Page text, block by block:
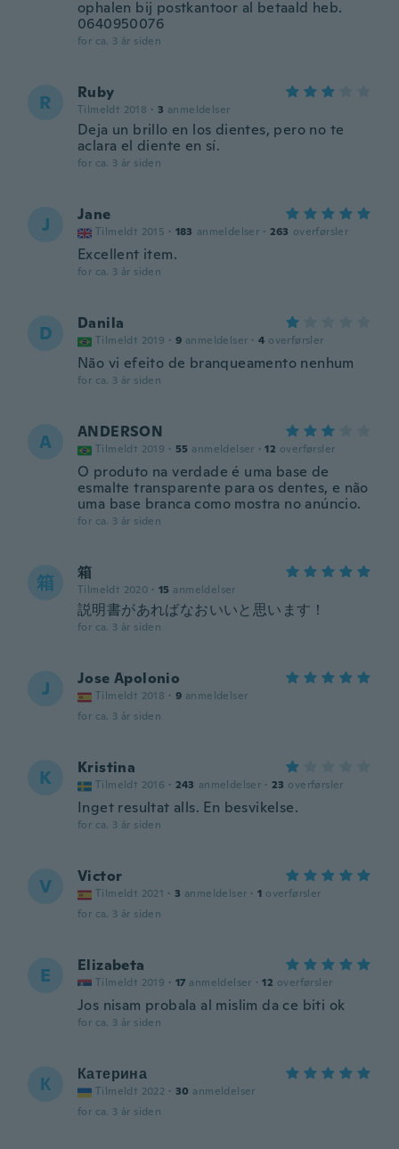
ophalen bij postkantoor al betaald heb.
0640950076
for ca. 3 år siden
R Ruby
Tilmeldt 2018 · 3 anmeldelser
Deja un brillo en los dientes, pero no te
aclara el diente en sí.
for ca. 3 år siden
J Jane
Tilmeldt 2015 · 183 anmeldelser · 263 overførsler
Excellent item.
for ca. 3 år siden
D Danila
Tilmeldt 2019 · 9 anmeldelser · 4 overførsler
Não vi efeito de branqueamento nenhum
for ca. 3 år siden
A ANDERSON
Tilmeldt 2019 · 55 anmeldelser · 12 overførsler
O produto na verdade é uma base de
esmalte transparente para os dentes, e não
uma base branca como mostra no anúncio.
for ca. 3 år siden
箱 箱
Tilmeldt 2020 · 15 anmeldelser
説明書があればなおいいと思います！
for ca. 3 år siden
J Jose Apolonio
Tilmeldt 2018 · 9 anmeldelser
for ca. 3 år siden
K Kristina
Tilmeldt 2016 · 243 anmeldelser · 23 overførsler
Inget resultat alls. En besvikelse.
for ca. 3 år siden
V Victor
Tilmeldt 2021 · 3 anmeldelser · 1 overførsler
for ca. 3 år siden
E Elizabeta
Tilmeldt 2019 · 17 anmeldelser · 12 overførsler
Jos nisam probala al mislim da ce biti ok
for ca. 3 år siden
К Катерина
Tilmeldt 2022 · 30 anmeldelser
for ca. 3 år siden